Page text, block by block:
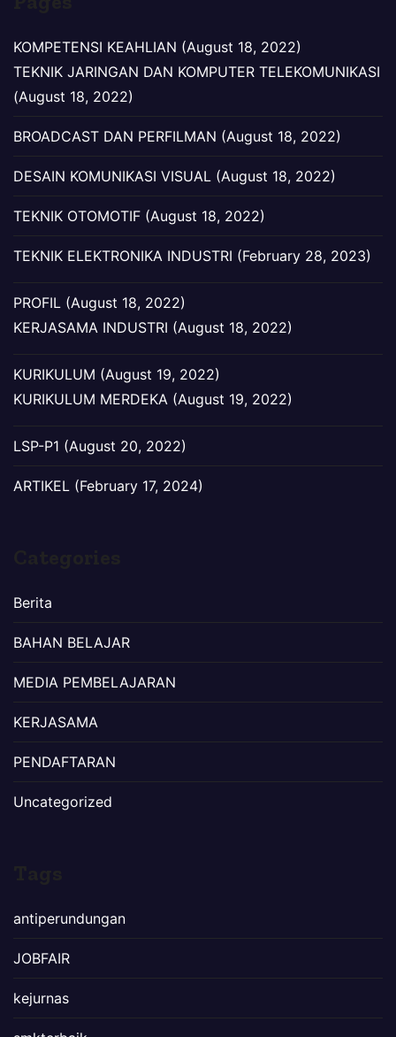
KOMPETENSI KEAHLIAN (August 18, 2022)
TEKNIK JARINGAN DAN KOMPUTER TELEKOMUNIKASI
(August 18, 2022)
BROADCAST DAN PERFILMAN (August 18, 2022)
DESAIN KOMUNIKASI VISUAL (August 18, 2022)
TEKNIK OTOMOTIF (August 18, 2022)
TEKNIK ELEKTRONIKA INDUSTRI (February 28, 2023)
PROFIL (August 18, 2022)
KERJASAMA INDUSTRI (August 18, 2022)
KURIKULUM (August 19, 2022)
KURIKULUM MERDEKA (August 19, 2022)
LSP-P1 (August 20, 2022)
ARTIKEL (February 17, 2024)
Berita
BAHAN BELAJAR
MEDIA PEMBELAJARAN
KERJASAMA
PENDAFTARAN
Uncategorized
antiperundungan
JOBFAIR
kejurnas